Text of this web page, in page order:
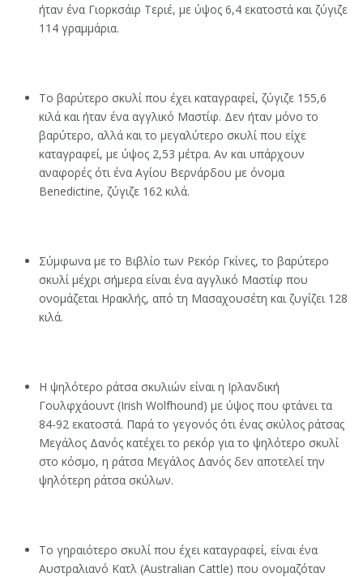
ήταν ένα Γιορκσάιρ Τεριέ, με ύψος 6,4 εκατοστά και ζύγιζε
114 γραμμάρια.
Το βαρύτερο σκυλί που έχει καταγραφεί, ζύγιζε 155,6
κιλά και ήταν ένα αγγλικό Μαστίφ. Δεν ήταν μόνο το
βαρύτερο, αλλά και το μεγαλύτερο σκυλί που είχε
καταγραφεί, με ύψος 2,53 μέτρα. Αν και υπάρχουν
αναφορές ότι ένα Αγίου Βερνάρδου με όνομα
Benedictine, ζύγιζε 162 κιλά.
Σύμφωνα με το Βιβλίο των Ρεκόρ Γκίνες, το βαρύτερο
σκυλί μέχρι σήμερα είναι ένα αγγλικό Μαστίφ που
ονομάζεται Ηρακλής, από τη Μασαχουσέτη και ζυγίζει 128
κιλά.
Η ψηλότερο ράτσα σκυλιών είναι η Ιρλανδική
Γουλφχάουντ (Irish Wolfhound) με ύψος που φτάνει τα
84-92 εκατοστά. Παρά το γεγονός ότι ένας σκύλος ράτσας
Μεγάλος Δανός κατέχει το ρεκόρ για το ψηλότερο σκυλί
στο κόσμο, η ράτσα Μεγάλος Δανός δεν αποτελεί την
ψηλότερη ράτσα σκύλων.
Το γηραιότερο σκυλί που έχει καταγραφεί, είναι ένα
Αυστραλιανό Κατλ (Australian Cattle) που ονομαζόταν